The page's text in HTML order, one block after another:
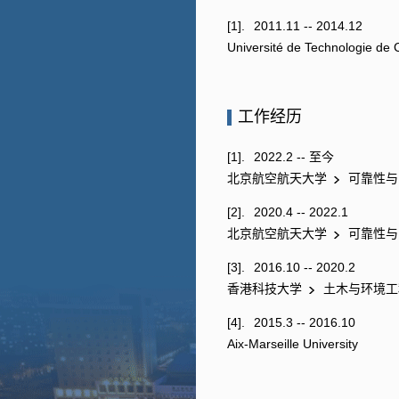
[1].
2011.11 -- 2014.12
Université de Technologie de
工作经历
[1].
2022.2 -- 至今
北京航空航天大学
可靠性
[2].
2020.4 -- 2022.1
北京航空航天大学
可靠性
[3].
2016.10 -- 2020.2
香港科技大学
土木与环境
[4].
2015.3 -- 2016.10
Aix-Marseille University